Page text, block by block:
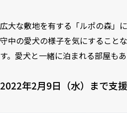
広大な敷地を有する「ルポの森」
守中の愛犬の様子を気にすること
す。愛犬と一緒に泊まれる部屋もあ
2022年2月9日（水）まで支援